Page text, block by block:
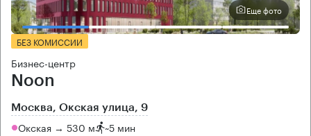
Еще фото
БЕЗ КОМИССИИ
Бизнес-центр
Noon
Москва, Окская улица, 9
Окская → 530 м ~5 мин